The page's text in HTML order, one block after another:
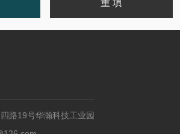
路19号华瀚科技工业园